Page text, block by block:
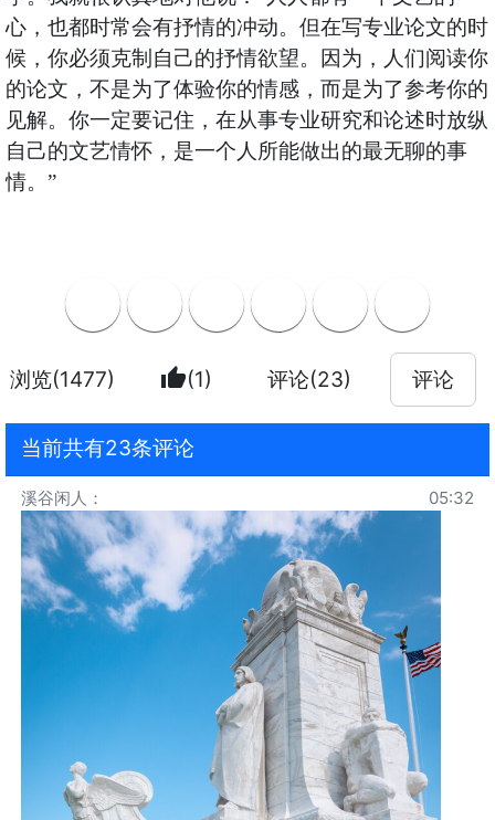
心，也都时常会有抒情的冲动。但在写专业论文的时
候，你必须克制自己的抒情欲望。因为，人们阅读你
的论文，不是为了体验你的情感，而是为了参考你的
见解。你一定要记住，在从事专业研究和论述时放纵
自己的文艺情怀，是一个人所能做出的最无聊的事
情。”
浏览(1477) thumb_up(1) 评论(23) 评论
当前共有23条评论
溪谷闲人 ： 05:32